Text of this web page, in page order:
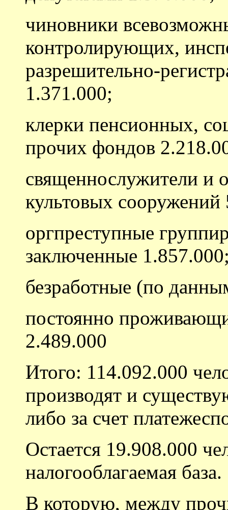
чиновники
контролирующих,
разрешительно-
1.371.000;
клерки пенсионных,
прочих фондов
священнослужители и
культовых сооружений
оргпреступные
заключенные
безработные (по
постоянно
2.489.000
Итого: 114.092.000
производят и
либо за счет
Остается 19.908.000
налогооблагаемая база.
В которую, между